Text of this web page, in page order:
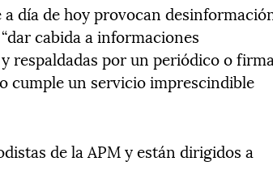
día de hoy provocan
cabida a informaciones
respaldadas por un periódico o
cumple un servicio imprescindible
de la APM y están dirigidos a